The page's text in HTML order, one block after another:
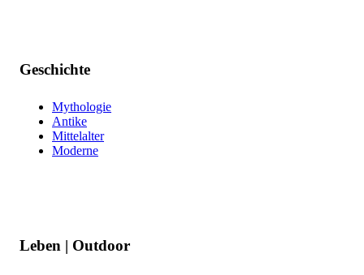
Geschichte
Mythologie
Antike
Mittelalter
Moderne
Leben | Outdoor